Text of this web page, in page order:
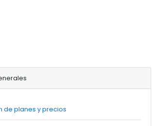
de planes y precios